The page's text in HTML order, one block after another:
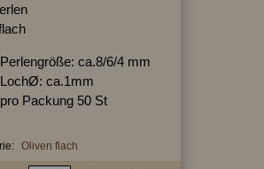
Perlengröße: ca.8/6/4 mm
LochØ: ca.1mm
pro Packung 50 St
Oliven flach